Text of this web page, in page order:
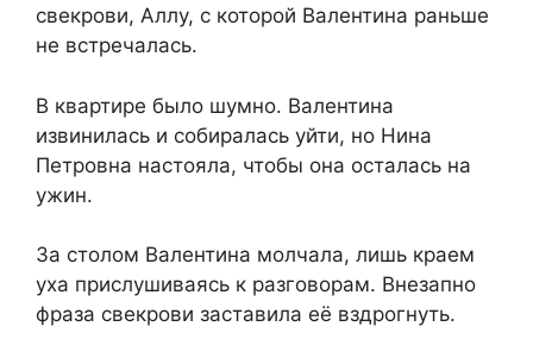
свекрови, Аллу, с которой Валентина раньше
не встречалась.
В квартире было шумно. Валентина
извинилась и собиралась уйти, но Нина
Петровна настояла, чтобы она осталась на
ужин.
За столом Валентина молчала, лишь краем
уха прислушиваясь к разговорам. Внезапно
фраза свекрови заставила её вздрогнуть.